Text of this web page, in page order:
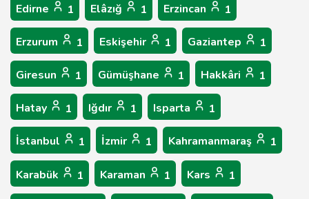
Edirne 1 Elâzığ 1 Erzincan 1
Erzurum 1 Eskişehir 1 Gaziantep 1
Giresun 1 Gümüşhane 1 Hakkâri 1
Hatay 1 Iğdır 1 Isparta 1
İstanbul 1 İzmir 1 Kahramanmaraş 1
Karabük 1 Karaman 1 Kars 1